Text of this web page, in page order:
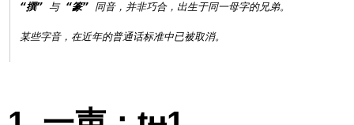
“撰” 与 “篆” 同音，并非巧合，出生于同一母字的兄弟。